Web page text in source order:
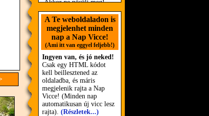
A Te weboldaladon is
megjelenhet minden
nap a Nap Vicce!
(Ami itt van eggyel feljebb!)
Ingyen van, és jó neked!
Csak egy HTML kódot
kell beillesztened az
oldaladba, és máris
megjelenik rajta a Nap
Vicce! (Minden nap
automatikusan új vicc lesz
rajta). (Részletek...)